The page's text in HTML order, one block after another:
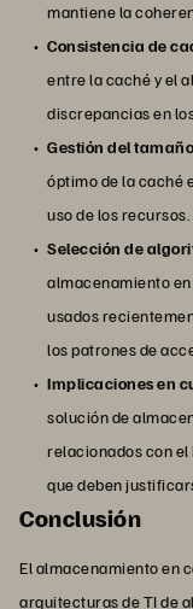
mantiene la
Consistencia de
entre la caché y el
discrepancias en
Gestión del
óptimo de la caché
uso de los recursos.
Selección de
almacenamiento
usados
los patrones de
Implicaciones en
solución de
relacionados con
que deben
Conclusión
El almacenamiento en
arquitecturas de TI de